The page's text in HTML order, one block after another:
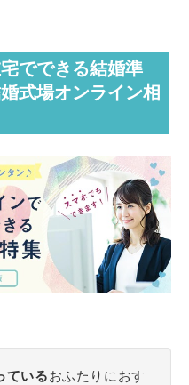
でできる結婚準
式場オンライン相
ているおふたりにおす